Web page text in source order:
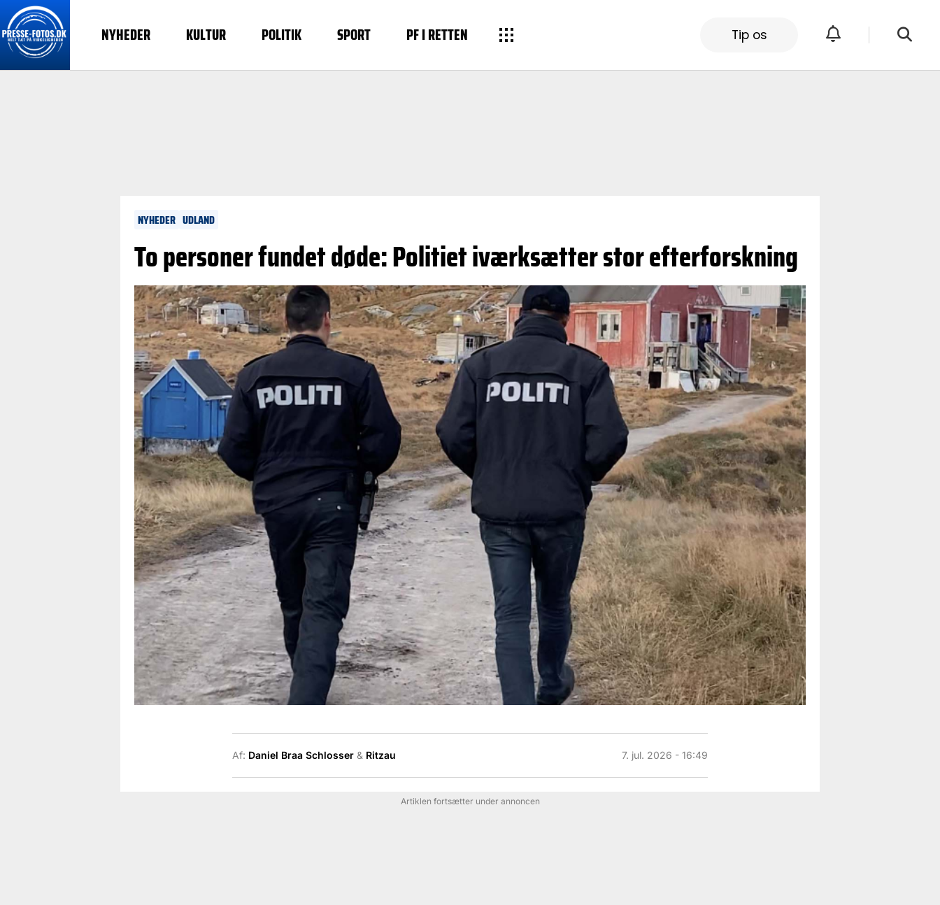
NYHEDER KULTUR POLITIK SPORT PF I RETTEN Tip os
NYHEDER UDLAND
To personer fundet døde: Politiet iværksætter stor efterforskning
Af: Daniel Braa Schlosser & Ritzau 7. jul. 2026 - 16:49
Artiklen fortsætter under annoncen